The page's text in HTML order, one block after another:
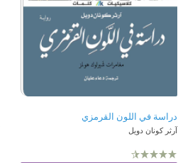
دراسة في اللون القرمزي
آرثر كونان دويل